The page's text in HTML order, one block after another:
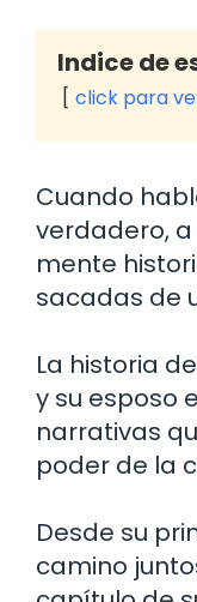
Indice de
click para
Cuando
verdadero,
mente
sacadas de
La historia
y su esposo
narrativas
poder de la
Desde su
camino